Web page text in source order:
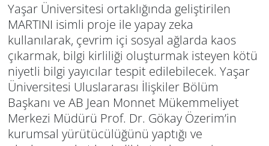
Yaşar Üniversitesi ortaklığında geliştirilen
MARTINI isimli proje ile yapay zeka
kullanılarak, çevrim içi sosyal ağlarda kaos
çıkarmak, bilgi kirliliği oluşturmak isteyen kötü
niyetli bilgi yayıcılar tespit edilebilecek. Yaşar
Üniversitesi Uluslararası İlişkiler Bölüm
Başkanı ve AB Jean Monnet Mükemmeliyet
Merkezi Müdürü Prof. Dr. Gökay Özerim’in
kurumsal yürütücülüğünü yaptığı ve
ÇEVRE
EĞİTİM
EKONOMİ
GENEL
GÜNDEM
Süper Lig Puan Durumu ve Fikstür
Tüm Manşetler
Son Dakika Haberleri
Haber Arşivi